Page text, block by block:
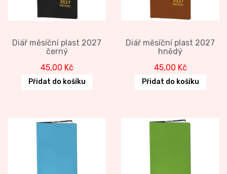
Diář měsíční plast 2027
černý
45,00 Kč
Přidat do košíku
Diář měsíční plast 2027
hnědý
45,00 Kč
Přidat do košíku